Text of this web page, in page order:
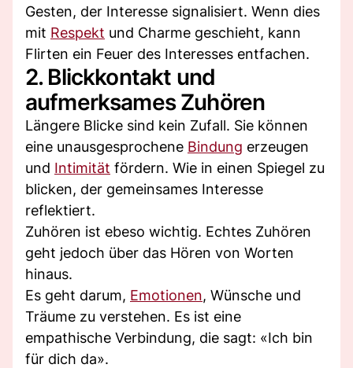
Gesten, der Interesse signalisiert. Wenn dies
mit Respekt und Charme geschieht, kann
Flirten ein Feuer des Interesses entfachen.
2. Blickkontakt und
aufmerksames Zuhören
Längere Blicke sind kein Zufall. Sie können
eine unausgesprochene Bindung erzeugen
und Intimität fördern. Wie in einen Spiegel zu
blicken, der gemeinsames Interesse
reflektiert.
Zuhören ist ebeso wichtig. Echtes Zuhören
geht jedoch über das Hören von Worten
hinaus.
Es geht darum, Emotionen, Wünsche und
Träume zu verstehen. Es ist eine
empathische Verbindung, die sagt: «Ich bin
für dich da».